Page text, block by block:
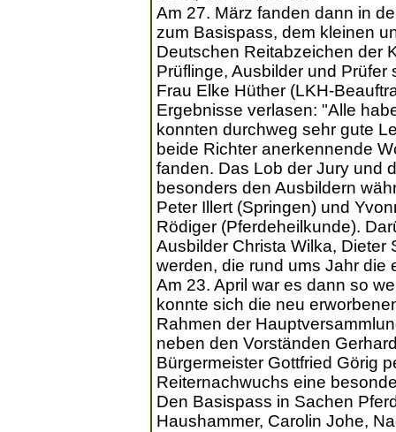
Am 27. März fanden dann in
zum Basispass, dem kleinen
Deutschen Reitabzeichen der
Prüflinge, Ausbilder und
Frau Elke Hüther (LKH-
Ergebnisse verlasen: "Alle
konnten durchweg sehr gute
beide Richter anerkennende
fanden. Das Lob der Jury und
besonders den Ausbildern
Peter Illert (Springen) und
Rödiger (Pferdeheilkunde).
Ausbilder Christa Wilka,
werden, die rund ums Jahr die
Am 23. April war es dann so
konnte sich die neu
Rahmen der
neben den Vorständen
Bürgermeister Gottfried Görig
Reiternachwuchs eine
Den Basispass in Sachen
Haushammer, Carolin Johe,